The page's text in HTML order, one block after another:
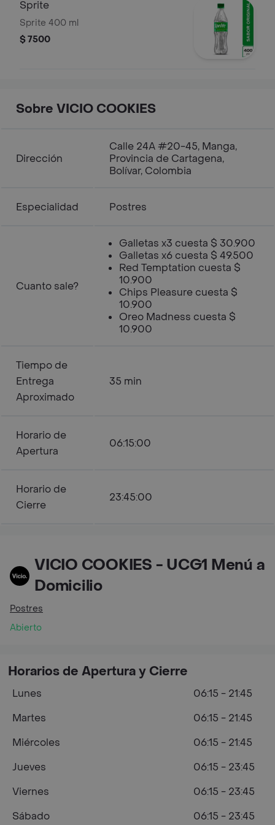
Sprite
Sprite 400 ml
$ 7500
Sobre VICIO COOKIES
Dirección
Calle 24A #20-45, Manga,
Provincia de Cartagena,
Bolívar, Colombia
Especialidad Postres
Cuanto sale?
Galletas x3 cuesta $ 30.900
Galletas x6 cuesta $ 49.500
Red Temptation cuesta $
10.900
Chips Pleasure cuesta $
10.900
Oreo Madness cuesta $
10.900
Tiempo de
Entrega
Aproximado
35 min
Horario de
Apertura
06:15:00
Horario de
Cierre
23:45:00
VICIO COOKIES - UCG1 Menú a
Domicilio
Postres
Abierto
Horarios de Apertura y Cierre
Lunes
06:15 - 21:45
Martes
06:15 - 21:45
Miércoles
06:15 - 21:45
Jueves
06:15 - 23:45
Viernes
06:15 - 23:45
Sábado
06:15 - 23:45